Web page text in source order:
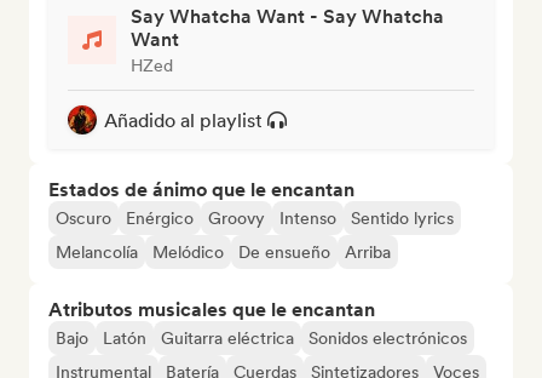
Say Whatcha Want - Say Whatcha
Want
HZed
Añadido al playlist
Estados de ánimo que le encantan
Oscuro Enérgico Groovy Intenso
Sentido lyrics
Melancolía
Melódico De ensueño Arriba
Atributos musicales que le encantan
Bajo Latón Guitarra eléctrica
Sonidos electrónicos
Instrumental
Batería Cuerdas Sintetizadores Voces